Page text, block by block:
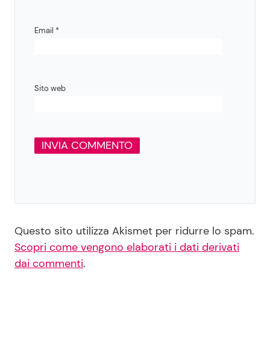
Email *
Sito web
Questo sito utilizza Akismet per ridurre lo spam.
Scopri come vengono elaborati i dati derivati
dai commenti.